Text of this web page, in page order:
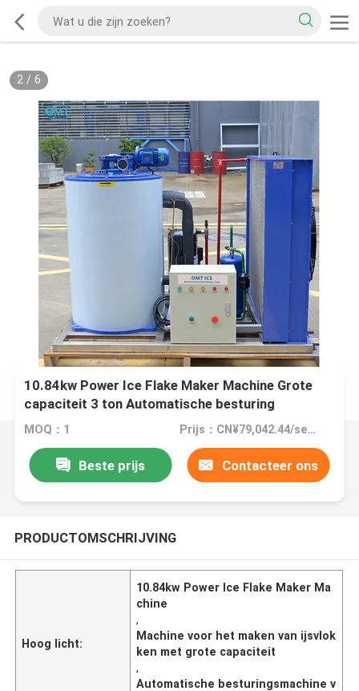
2/ 6
10.84kw Power Ice Flake Maker Machine Grote
capaciteit 3 ton Automatische besturing
MOQ：1 Prijs：CN¥79,042.44/sets 1-2 sets
Beste prijs Contacteer ons
PRODUCTOMSCHRIJVING
Hoog licht:
10.84kw Power Ice Flake Maker Ma
chine
,
Machine voor het maken van ijsvlok
ken met grote capaciteit
,
Automatische besturingsmachine v